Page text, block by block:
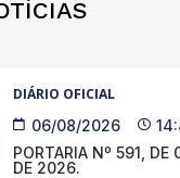
DIÁRIO OFICIAL
06/08/2026
PORTARIA Nº 591, DE
DE 2026.